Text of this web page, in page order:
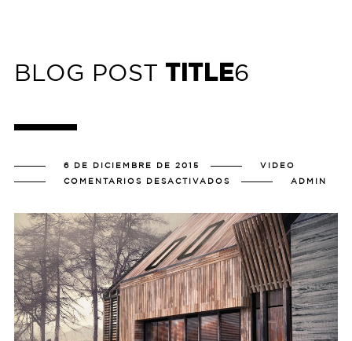
BLOG POST TITLE6
6 DE DICIEMBRE DE 2015
VIDEO
COMENTARIOS DESACTIVADOS EN
ADMIN